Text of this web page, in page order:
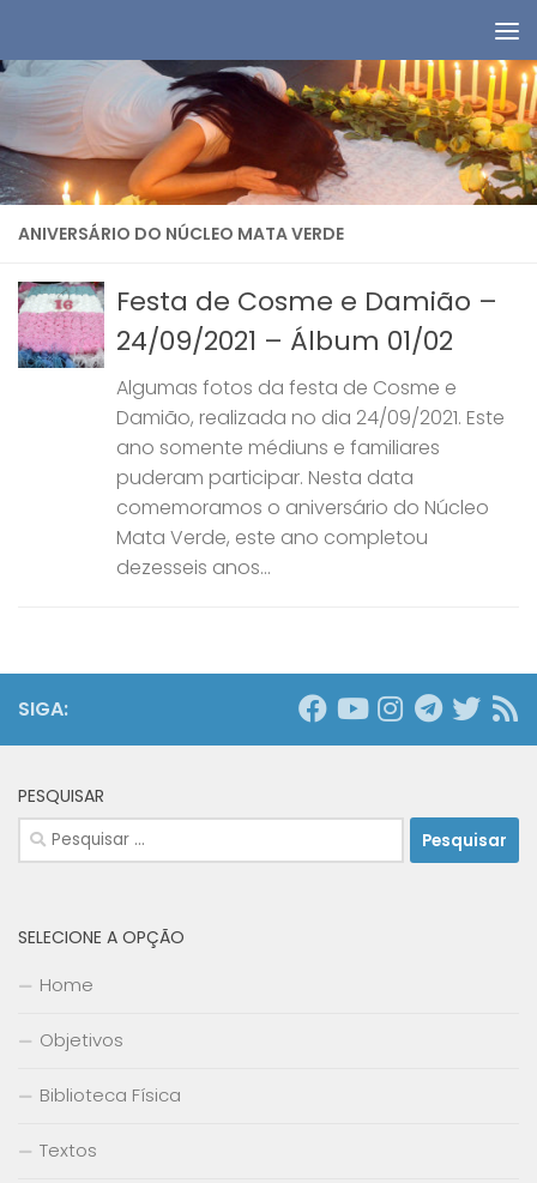
ANIVERSÁRIO DO NÚCLEO MATA VERDE
Festa de Cosme e Damião –
24/09/2021 – Álbum 01/02
Algumas fotos da festa de Cosme e
Damião, realizada no dia 24/09/2021. Este
ano somente médiuns e familiares
puderam participar. Nesta data
comemoramos o aniversário do Núcleo
Mata Verde, este ano completou
dezesseis anos...
SIGA:
PESQUISAR
Pesquisar
por:
SELECIONE A OPÇÃO
Home
Objetivos
Biblioteca Física
Textos